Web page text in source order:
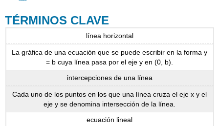
TÉRMINOS CLAVE
línea horizontal
La gráfica de una ecuación que se puede escribir en la forma y
= b cuya línea pasa por el eje y en (0, b).
intercepciones de una línea
Cada uno de los puntos en los que una línea cruza el eje x y el
eje y se denomina intersección de la línea.
ecuación lineal